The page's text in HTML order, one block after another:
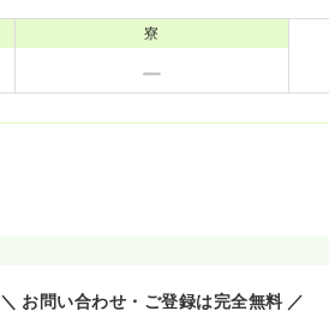
寮
＼ お問い合わせ・ご登録は完全無料 ／